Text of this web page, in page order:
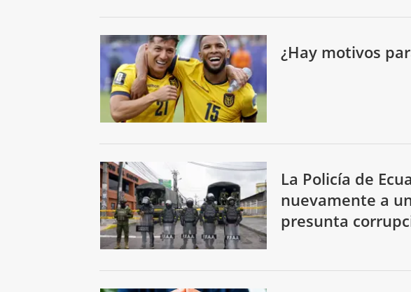
¿Hay motivos
La Policía de
nuevamente a
presunta